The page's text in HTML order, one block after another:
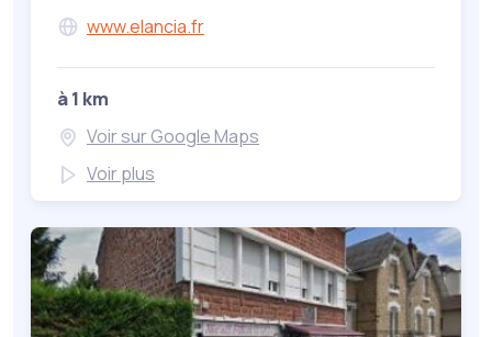
www.elancia.fr
à 1 km
Voir sur Google Maps
Voir plus